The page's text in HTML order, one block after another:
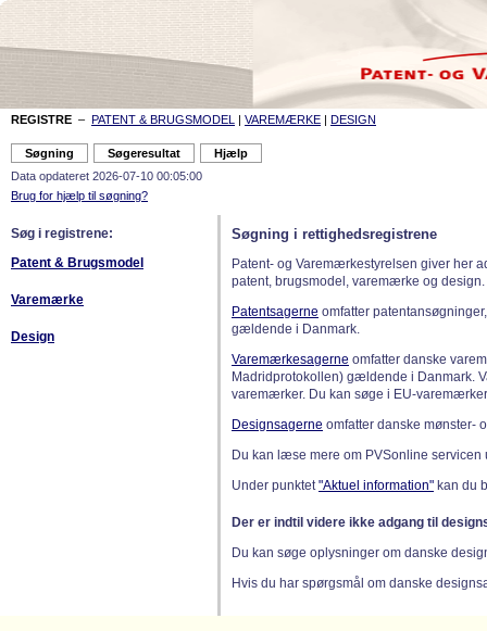
REGISTRE – PATENT & BRUGSMODEL | VAREMÆRKE | DESIGN
Data opdateret 2026-07-10 00:05:00
Brug for hjælp til søgning?
Søg i registrene:
Patent & Brugsmodel
Varemærke
Design
Søgning i rettighedsregistrene
Patent- og Varemærkestyrelsen giver her
patent, brugsmodel, varemærke og design.
Patentsagerne omfatter
gældende i Danmark.
Varemærkesagerne omfatter danske
Madridprotokollen) gældende i Danmark.
varemærker. Du kan søge i EU-
Designsagerne omfatter danske mønster-
Du kan læse mere om PVSonline
Under punktet"Aktuel information" kan du
Der er indtil videre ikke adgang til
Du kan søge oplysninger om danske
Hvis du har spørgsmål om danske